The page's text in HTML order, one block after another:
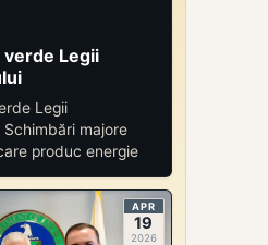
verde Legii
Legii
majore
produc energie
APR
19
2026